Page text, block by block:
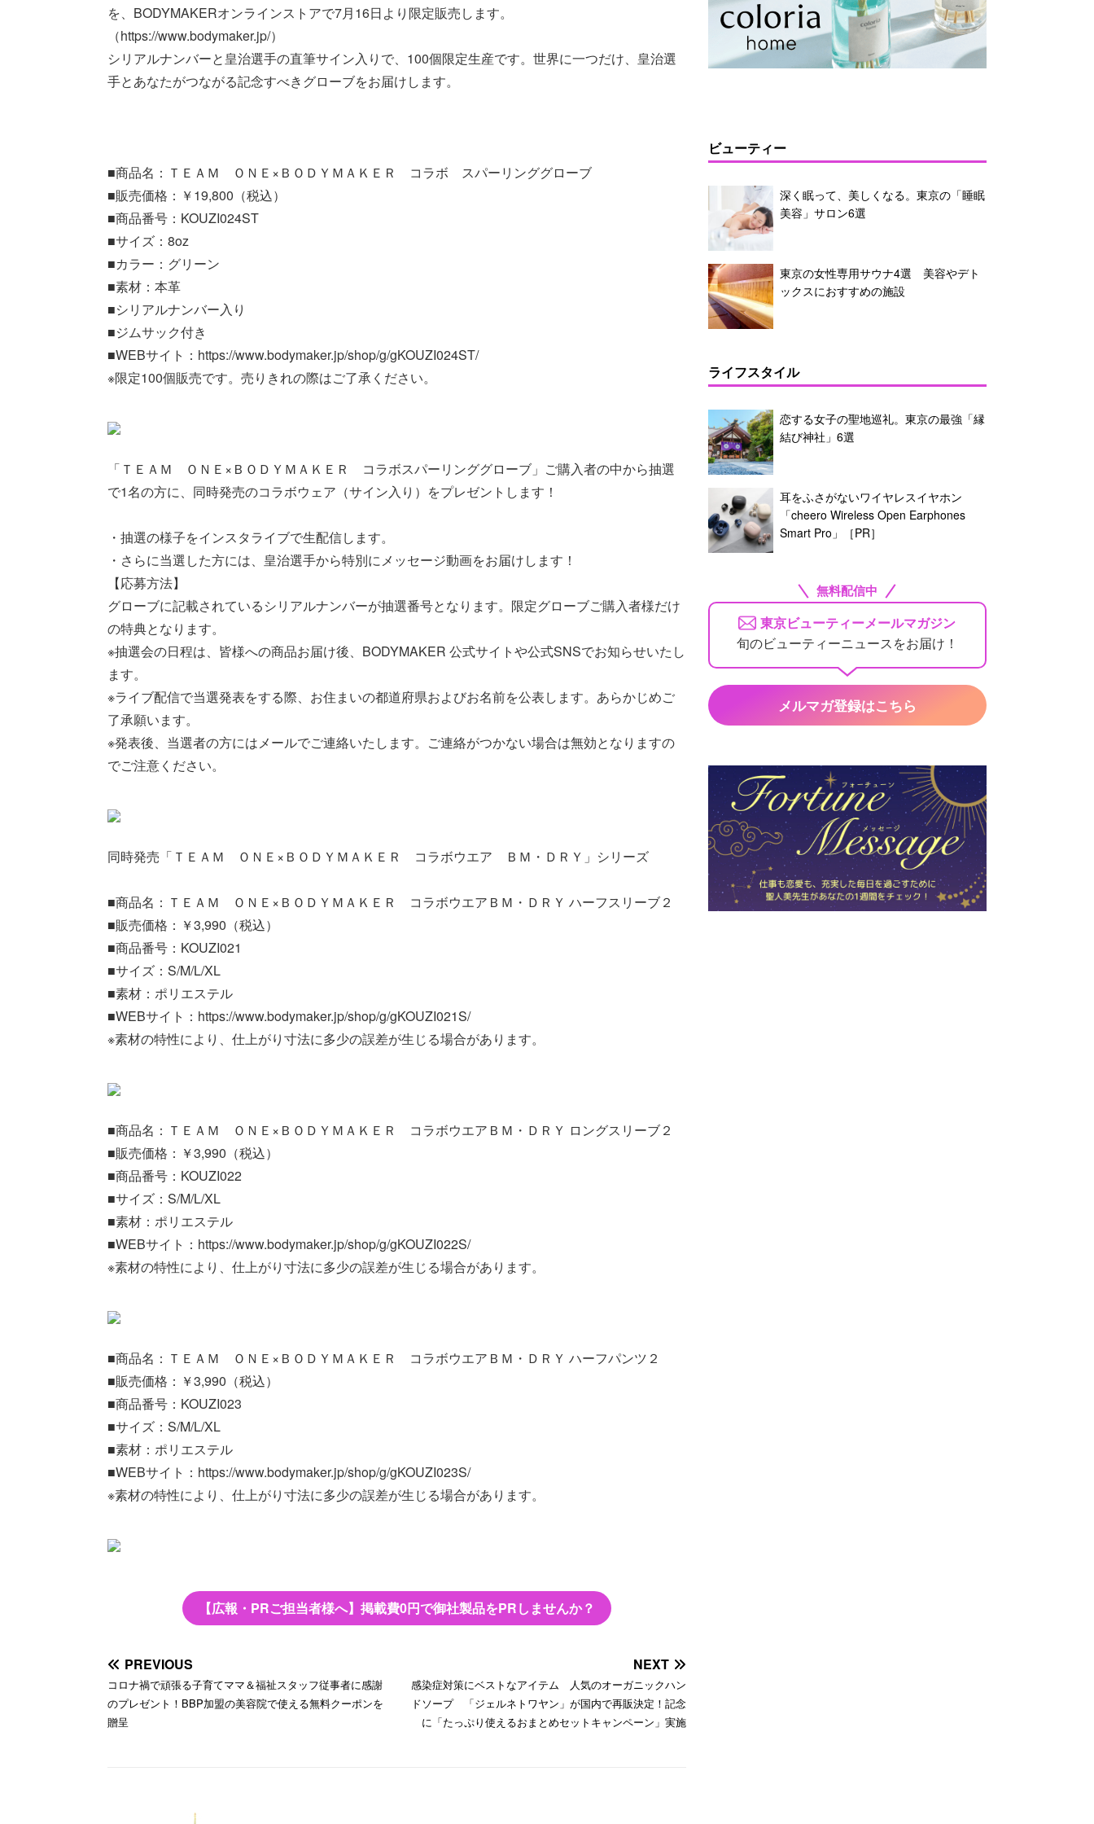
を、BODYMAKERオンラインストアで7月16日より限定販売します。
（https://www.bodymaker.jp/）
シリアルナンバーと皇治選手の直筆サイン入りで、100個限定生産です。世界に一つだけ、皇治選
手とあなたがつながる記念すべきグローブをお届けします。
■商品名：ＴＥＡＭ ＯＮＥ×ＢＯＤＹＭＡＫＥＲ コラボ スパーリンググローブ
■販売価格：￥19,800（税込）
■商品番号：KOUZI024ST
■サイズ：8oz
■カラー：グリーン
■素材：本革
■シリアルナンバー入り
■ジムサック付き
■WEBサイト：https://www.bodymaker.jp/shop/g/gKOUZI024ST/
※限定100個販売です。売りきれの際はご了承ください。
「ＴＥＡＭ ＯＮＥ×ＢＯＤＹＭＡＫＥＲ コラボスパーリンググローブ」ご購入者の中から抽選
で1名の方に、同時発売のコラボウェア（サイン入り）をプレゼントします！
・抽選の様子をインスタライブで生配信します。
・さらに当選した方には、皇治選手から特別にメッセージ動画をお届けします！
【応募方法】
グローブに記載されているシリアルナンバーが抽選番号となります。限定グローブご購入者様だけ
の特典となります。
※抽選会の日程は、皆様への商品お届け後、BODYMAKER 公式サイトや公式SNSでお知らせいたし
ます。
※ライブ配信で当選発表をする際、お住まいの都道府県およびお名前を公表します。あらかじめご
了承願います。
※発表後、当選者の方にはメールでご連絡いたします。ご連絡がつかない場合は無効となりますの
でご注意ください。
同時発売「ＴＥＡＭ ＯＮＥ×ＢＯＤＹＭＡＫＥＲ コラボウエア ＢＭ・ＤＲＹ」シリーズ
■商品名：ＴＥＡＭ ＯＮＥ×ＢＯＤＹＭＡＫＥＲ コラボウエアＢＭ・ＤＲＹ ハーフスリーブ２
■販売価格：￥3,990（税込）
■商品番号：KOUZI021
■サイズ：S/M/L/XL
■素材：ポリエステル
■WEBサイト：https://www.bodymaker.jp/shop/g/gKOUZI021S/
※素材の特性により、仕上がり寸法に多少の誤差が生じる場合があります。
■商品名：ＴＥＡＭ ＯＮＥ×ＢＯＤＹＭＡＫＥＲ コラボウエアＢＭ・ＤＲＹ ロングスリーブ２
■販売価格：￥3,990（税込）
■商品番号：KOUZI022
■サイズ：S/M/L/XL
■素材：ポリエステル
■WEBサイト：https://www.bodymaker.jp/shop/g/gKOUZI022S/
※素材の特性により、仕上がり寸法に多少の誤差が生じる場合があります。
■商品名：ＴＥＡＭ ＯＮＥ×ＢＯＤＹＭＡＫＥＲ コラボウエアＢＭ・ＤＲＹ ハーフパンツ２
■販売価格：￥3,990（税込）
■商品番号：KOUZI023
■サイズ：S/M/L/XL
■素材：ポリエステル
■WEBサイト：https://www.bodymaker.jp/shop/g/gKOUZI023S/
※素材の特性により、仕上がり寸法に多少の誤差が生じる場合があります。
【広報・PRご担当者様へ】掲載費0円で御社製品をPRしませんか？
PREVIOUS
コロナ禍で頑張る子育てママ＆福祉スタッフ従事者に感謝
のプレゼント！BBP加盟の美容院で使える無料クーポンを
贈呈
NEXT
感染症対策にベストなアイテム 人気のオーガニックハン
ドソープ 「ジェルネトワヤン」が国内で再販決定！記念
に「たっぷり使えるおまとめセットキャンペーン」実施
ビューティー
深く眠って、美しくなる。東京の「睡眠
美容」サロン6選
東京の女性専用サウナ4選 美容やデト
ックスにおすすめの施設
ライフスタイル
恋する女子の聖地巡礼。東京の最強「縁
結び神社」6選
耳をふさがないワイヤレスイヤホン
「cheero Wireless Open Earphones
Smart Pro」［PR］
無料配信中
東京ビューティーメールマガジン
旬のビューティーニュースをお届け！
メルマガ登録はこちら